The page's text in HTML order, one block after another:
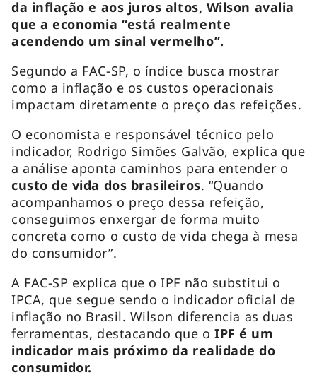
da inflação e aos juros altos, Wilson avalia
que a economia “está realmente
acendendo um sinal vermelho”.
Segundo a FAC-SP, o índice busca mostrar
como a inflação e os custos operacionais
impactam diretamente o preço das refeições.
O economista e responsável técnico pelo
indicador, Rodrigo Simões Galvão, explica que
a análise aponta caminhos para entender o
custo de vida dos brasileiros. “Quando
acompanhamos o preço dessa refeição,
conseguimos enxergar de forma muito
concreta como o custo de vida chega à mesa
do consumidor”.
A FAC-SP explica que o IPF não substitui o
IPCA, que segue sendo o indicador oficial de
inflação no Brasil. Wilson diferencia as duas
ferramentas, destacando que o IPF é um
indicador mais próximo da realidade do
consumidor.